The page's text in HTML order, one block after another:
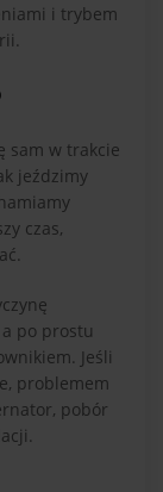
i trybem
sam w trakcie
jeździmy
czas,
po prostu
Jeśli
problemem
pobór